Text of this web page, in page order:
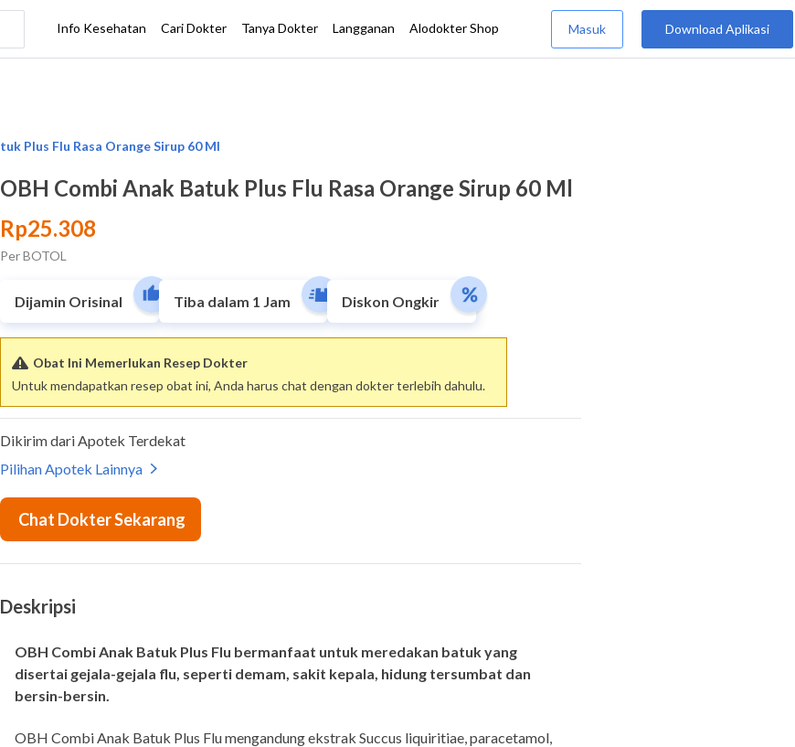
OBH Combi Anak Batuk Plus Flu Rasa Orange Sirup 60 Ml
Rp25.308
Per BOTOL
Dijamin Orisinal Tiba dalam 1 Jam Diskon Ongkir
Obat Ini Memerlukan Resep Dokter
Untuk mendapatkan resep obat ini, Anda harus chat dengan dokter terlebih dahulu.
Deskripsi
OBH Combi Anak Batuk Plus Flu bermanfaat untuk meredakan batuk yang
disertai gejala-gejala flu, seperti demam, sakit kepala, hidung tersumbat dan
bersin-bersin.
OBH Combi Anak Batuk Plus Flu mengandung ekstrak Succus liquiritiae, paracetamol,